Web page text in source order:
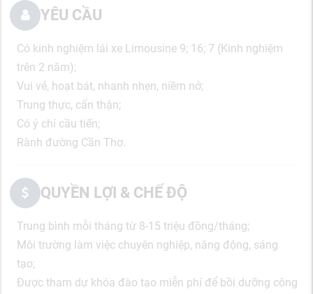
YÊU CẦU
Có kinh nghiệm lái xe Limousine 9; 16; 7 (Kinh nghiệm
trên 2 năm);
Vui vẻ, hoạt bát, nhanh nhẹn, niềm nở;
Trung thực, cẩn thận;
Có ý chí cầu tiến;
Rành đường Cần Thơ.
QUYỀN LỢI & CHẾ ĐỘ
Trung bình mỗi tháng từ 8-15 triệu đồng/tháng;
Môi trường làm việc chuyên nghiệp, năng động, sáng
tạo;
Được tham dự khóa đào tạo miễn phí để bồi dưỡng công